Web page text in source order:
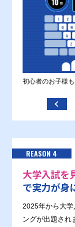
初心者のお子様
REASON 4
大学入試を
で実力が身
2025年から大学
ングが出題され